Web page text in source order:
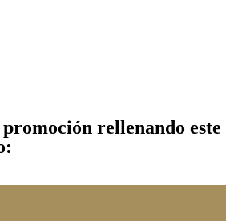
rellenando este